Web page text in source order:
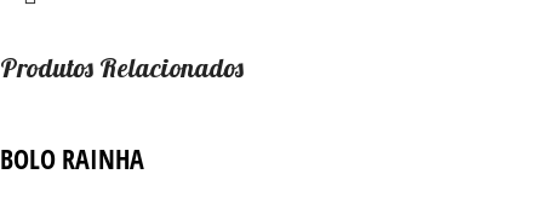
Produtos Relacionados
BOLO RAINHA